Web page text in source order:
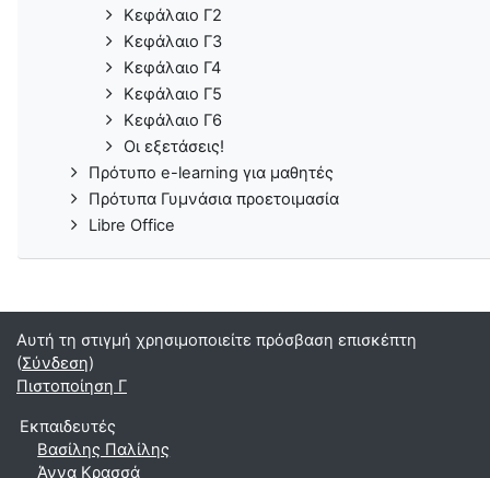
Κεφάλαιο Γ2
Κεφάλαιο Γ3
Κεφάλαιο Γ4
Κεφάλαιο Γ5
Κεφάλαιο Γ6
Οι εξετάσεις!
Πρότυπο e-learning για μαθητές
Πρότυπα Γυμνάσια προετοιμασία
Libre Office
Αυτή τη στιγμή χρησιμοποιείτε πρόσβαση επισκέπτη
(Σύνδεση)
Πιστοποίηση Γ
Εκπαιδευτές
Βασίλης Παλίλης
Άννα Κρασσά